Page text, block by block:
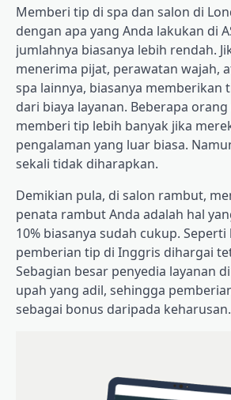
Memberi tip di spa dan salon di
dengan apa yang Anda lakukan di
jumlahnya biasanya lebih rendah.
menerima pijat, perawatan wajah,
spa lainnya, biasanya memberikan
dari biaya layanan. Beberapa
memberi tip lebih banyak jika
pengalaman yang luar biasa.
sekali tidak diharapkan.
Demikian pula, di salon rambut,
penata rambut Anda adalah hal
10% biasanya sudah cukup.
pemberian tip di Inggris dihargai
Sebagian besar penyedia layanan
upah yang adil, sehingga
sebagai bonus daripada keharusan.